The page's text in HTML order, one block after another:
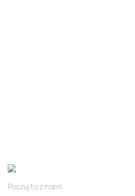
Poczuj to z nami.